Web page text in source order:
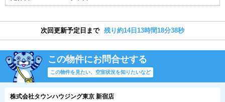
次回更新予定日まで 残り約14日13時間18分38秒
この物件にお問合せする
この物件を見たい、空室状況を知りたいなど
株式会社タウンハウジング東京 新宿店